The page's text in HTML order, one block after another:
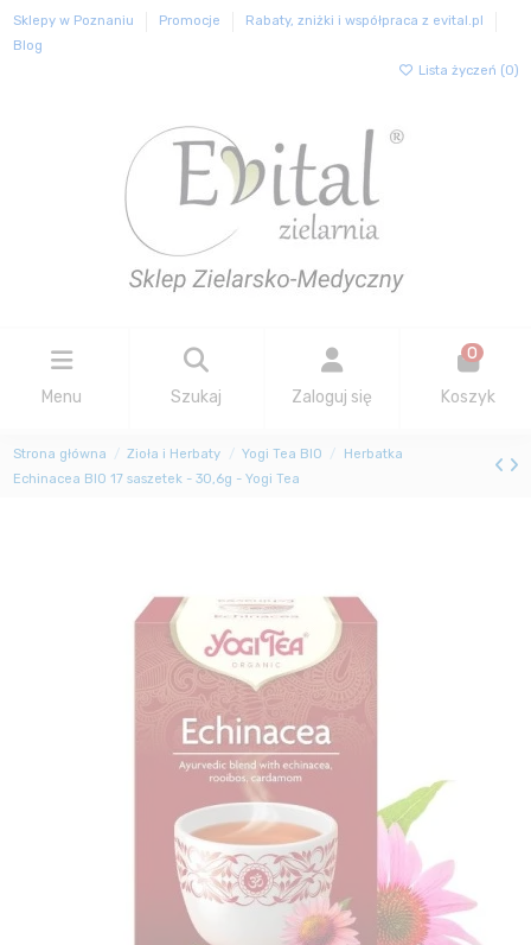
Sklepy w Poznaniu Promocje
Rabaty, zniżki i współpraca z evital.pl
Blog
Lista życzeń (0)
Menu Szukaj Zaloguj się
0
Koszyk
Strona główna Zioła i Herbaty Yogi Tea BIO
Herbatka
Echinacea BIO 17 saszetek - 30,6g - Yogi Tea